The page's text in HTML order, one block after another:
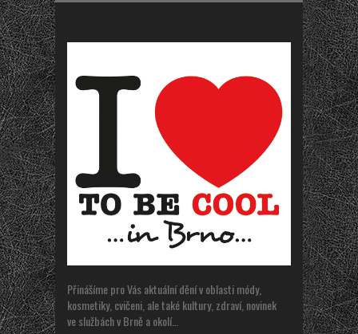
Přinášíme pro Vás aktuální dění v oblasti módy,
kosmetiky, cvičeni, ale také kultury, zdraví, novinek
ve službách v Brně a okolí…